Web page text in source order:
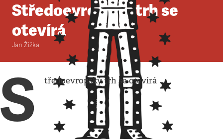
Středoevropský trh se
otevírá
Jan Žižka
S tředoevropský trh se otevírá